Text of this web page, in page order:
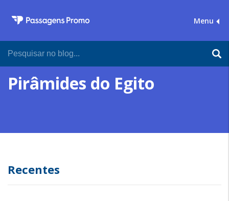
Menu
Pirâmides do Egito
Recentes